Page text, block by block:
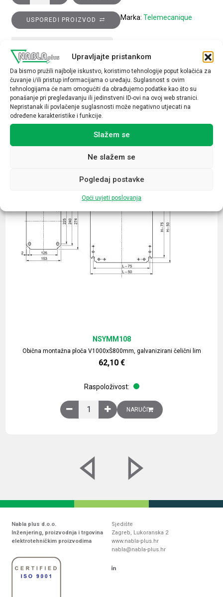
Upravljajte pristankom
Da bismo pružili najbolje iskustvo, koristimo tehnologije poput kolačića za
čuvanje i/ili pristup informacijama o uređaju. Suglasnost s ovim
tehnologijama će nam omogućiti da obrađujemo podatke kao što su
ponašanje pri pregledavanju ili jedinstveni ID-ovi na ovoj web stranici.
Nepristanak ili povlačenje suglasnosti može negativno utjecati na
određene karakteristike i funkcije.
Slažem se
Ne slažem se
Pogledaj postavke
Opći uvjeti poslovanja
USPOREDI PROIZVOD Marka: Telemecanique
TEHNIČKE SPECIFIKACIJE
Povezani proizvodi
Obična montažna ploča V1000xŠ800mm, galvanizirani čelični lim
NSYMM108
62,10 €
Raspoloživost:
Obična montažna ploča V1000xŠ800mm,
NARUČI
Nabla plus d.o.o.
Inženjering, proizvodnja i trgovina
elektrotehničkim proizvodima
Sjedište
Zagreb, Lukoranska 2
www.nabla-plus.hr
nabla@nabla-plus.hr